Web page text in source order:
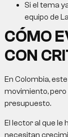
Si el tema
equipo de
CÓMO
CON
En Colombia,
movimiento,
presupuesto.
El lector al que le
necesitan